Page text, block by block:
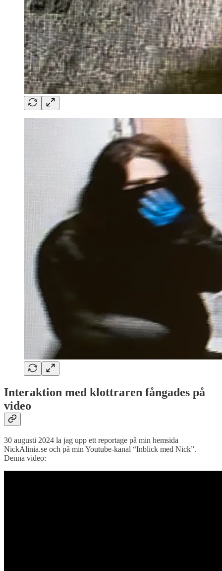
Interaktion med klottraren fångades på
video
30 augusti 2024 la jag upp ett reportage på min hemsida
NickAlinia.se och på min Youtube-kanal “Inblick med Nick”.
Denna video: